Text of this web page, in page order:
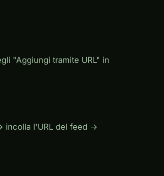
"Aggiungi tramite URL" in
incolla l'URL del feed →